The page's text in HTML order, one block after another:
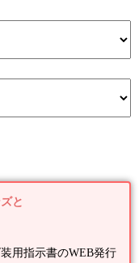
と
用指示書のWEB発行